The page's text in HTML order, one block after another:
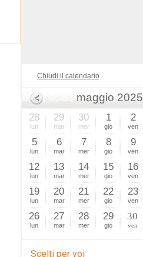
Chiudi il calendario
maggio 2025
28
lun
29
mar
30
mer
1
gio
2
ven
5
lun
6
mar
7
mer
8
gio
9
ven
12
lun
13
mar
14
mer
15
gio
16
ven
19
lun
20
mar
21
mer
22
gio
23
ven
26
lun
27
mar
28
mer
29
gio
30
ven
Scelti per voi